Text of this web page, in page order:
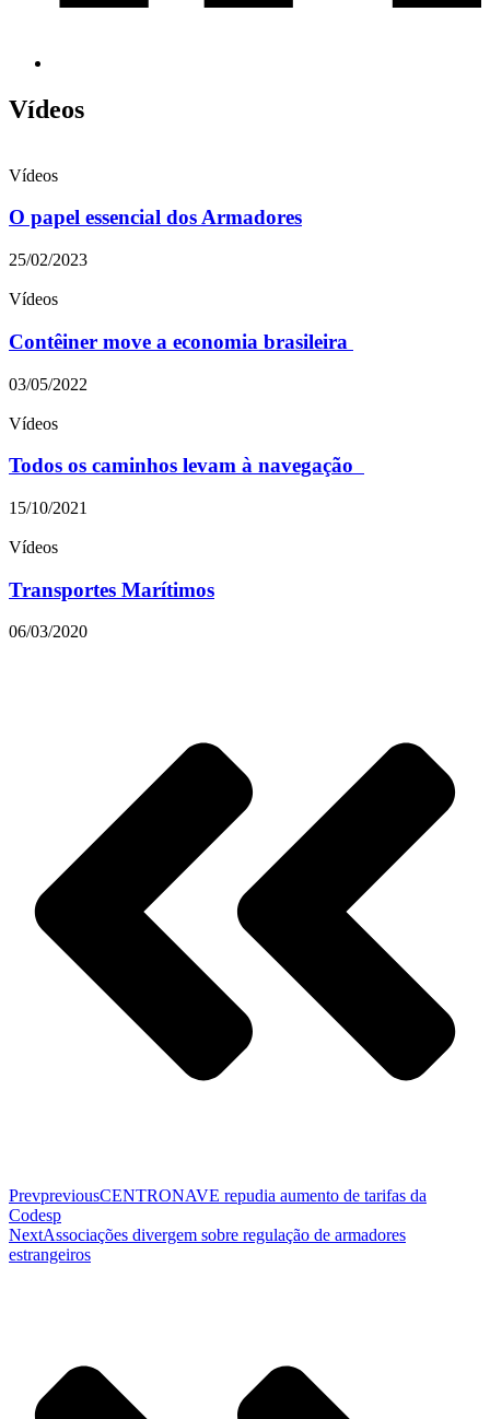
Vídeos
Vídeos
O papel essencial dos Armadores
25/02/2023
Vídeos
Contêiner move a economia brasileira
03/05/2022
Vídeos
Todos os caminhos levam à navegação
15/10/2021
Vídeos
Transportes Marítimos
06/03/2020
PrevpreviousCENTRONAVE repudia aumento de tarifas da
Codesp
NextAssociações divergem sobre regulação de armadores
estrangeiros